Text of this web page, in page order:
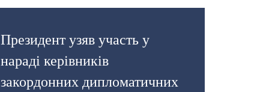
Президент узяв участь у
нараді керівників
закордонних дипломатичних